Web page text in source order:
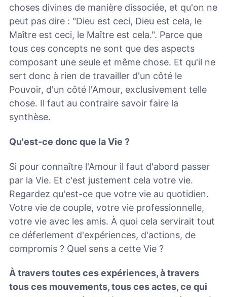
choses divines de manière dissociée, et qu'on ne
peut pas dire : "Dieu est ceci, Dieu est cela, le
Maître est ceci, le Maître est cela.". Parce que
tous ces concepts ne sont que des aspects
composant une seule et même chose. Et qu'il ne
sert donc à rien de travailler d'un côté le
Pouvoir, d'un côté l'Amour, exclusivement telle
chose. Il faut au contraire savoir faire la
synthèse.
Qu'est-ce donc que la Vie ?
Si pour connaître l'Amour il faut d'abord passer
par la Vie. Et c'est justement cela votre vie.
Regardez qu'est-ce que votre vie au quotidien.
Votre vie de couple, votre vie professionnelle,
votre vie avec les amis. À quoi cela servirait tout
ce déferlement d'expériences, d'actions, de
compromis ? Quel sens a cette Vie ?
À travers toutes ces expériences, à travers
tous ces mouvements, tous ces actes, ce qui